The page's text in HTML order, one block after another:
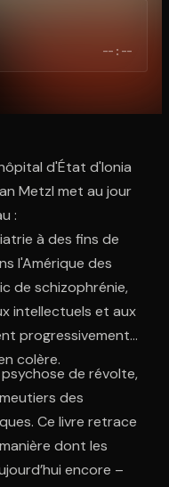
sur le code. C'est gratuit à
--:--
d'État d'Ionia
Metzl met au jour
:
à des fins de
l'Amérique des
de schizophrénie,
intellectuels et aux
progressivement
colère.
de révolte,
des
Ce livre retrace
dont les
encore –